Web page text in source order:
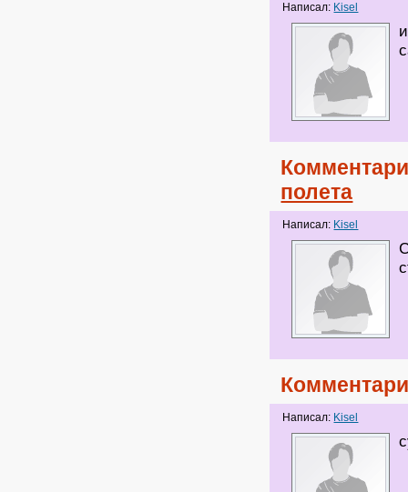
Написал: Kisel
полета
Написал: Kisel
Написал: Kisel